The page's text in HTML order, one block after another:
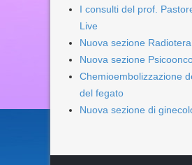
I consulti del prof.
Live
Nuova sezione
Nuova sezione
Chemioembolizzazione
del fegato
Nuova sezione di